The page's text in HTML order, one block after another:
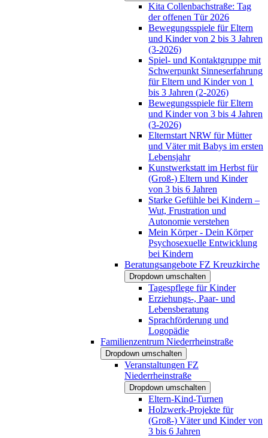
Kita Collenbachstraße: Tag
der offenen Tür 2026
Bewegungsspiele für Eltern
und Kinder von 2 bis 3 Jahren
(3-2026)
Spiel- und Kontaktgruppe mit
Schwerpunkt Sinneserfahrung
für Eltern und Kinder von 1
bis 3 Jahren (2-2026)
Bewegungsspiele für Eltern
und Kinder von 3 bis 4 Jahren
(3-2026)
Elternstart NRW für Mütter
und Väter mit Babys im ersten
Lebensjahr
Kunstwerkstatt im Herbst für
(Groß-) Eltern und Kinder
von 3 bis 6 Jahren
Starke Gefühle bei Kindern –
Wut, Frustration und
Autonomie verstehen
Mein Körper - Dein Körper
Psychosexuelle Entwicklung
bei Kindern
Beratungsangebote FZ Kreuzkirche
Dropdown umschalten
Tagespflege für Kinder
Erziehungs-, Paar- und
Lebensberatung
Sprachförderung und
Logopädie
Familienzentrum Niederrheinstraße
Dropdown umschalten
Veranstaltungen FZ
Niederrheinstraße
Dropdown umschalten
Eltern-Kind-Turnen
Holzwerk-Projekte für
(Groß-) Väter und Kinder von
3 bis 6 Jahren